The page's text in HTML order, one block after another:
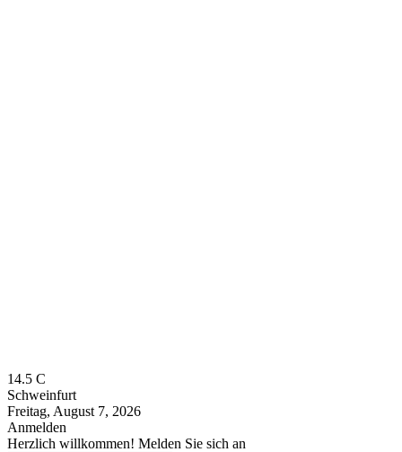
14.5 C
Schweinfurt
Freitag, August 7, 2026
Anmelden
Herzlich willkommen! Melden Sie sich an